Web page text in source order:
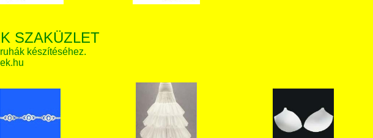
SZAKÜZLET
készítéséhez.